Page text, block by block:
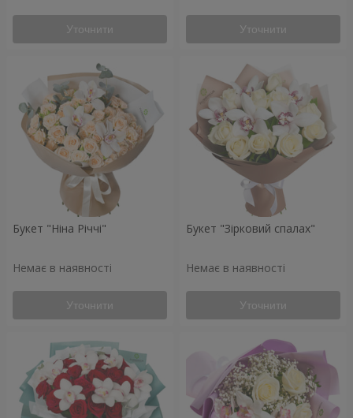
Уточнити Уточнити
Букет "Ніна Річчі"
Немає в наявності
Уточнити
Букет "Зірковий спалах"
Немає в наявності
Уточнити